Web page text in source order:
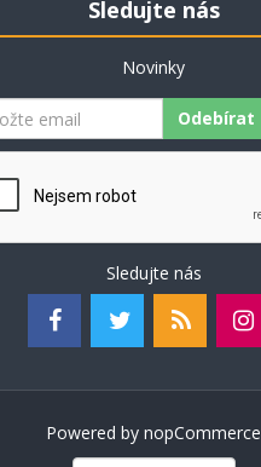
Sledujte nás
Novinky
Odebírat
Sledujte nás
Powered by nopCommerce